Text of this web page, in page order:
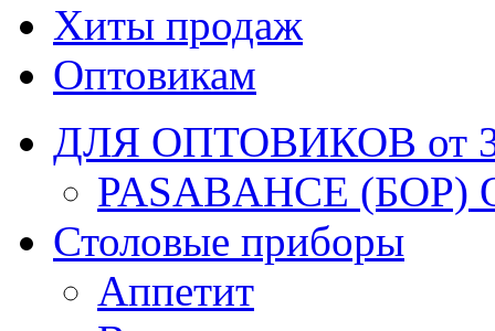
Хиты продаж
Оптовикам
ДЛЯ ОПТОВИКОВ от
PASABAHCE (БОР)
Столовые приборы
Аппетит